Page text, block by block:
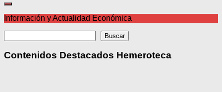
Información y Actualidad Económica
Buscar
Contenidos Destacados Hemeroteca